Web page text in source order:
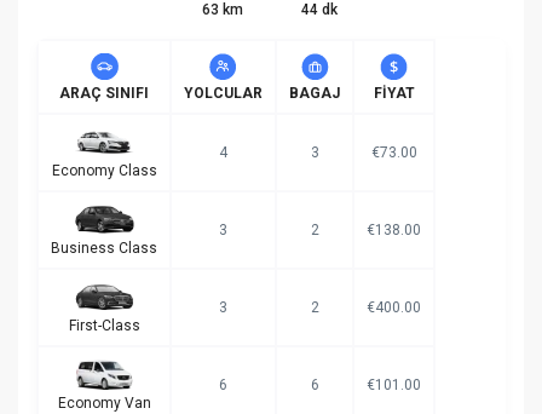
63 km 44 dk
ARAÇ SINIFI YOLCULAR BAGAJ FIYAT
Economy Class
4 3 €73.00
Business Class
3 2 €138.00
First-Class
3 2 €400.00
Economy Van
6 6 €101.00